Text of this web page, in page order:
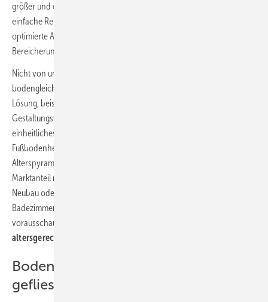
größer und offener. Kommen ergänzend ein attraktives Design, die
einfache Reinigung, eine sichere Montage und eine hydraulisch
optimierte Ablauftechnik hinzu, sind die Systemlösungen eine
Bereicherung für jedes Bad.
Nicht von ungefähr wird heute ein Großteil aller Duschen
bodengleich ausgeführt. Im privaten Bereich macht diese komfortable
Lösung, beispielsweise als
Gestaltungswünsche lassen sich damit realisieren, wie etwa ein
einheitliches Design von Fußboden und Wandfliesen oder eine
Fußbodenheizung im Duschbereich. Durch Veränderungen in der
Alterspyramide – die Menschen werden immer älter – dürfte sich der
Marktanteil noch vergrößern, denn der Komfort wird wichtiger. Ob im
Neubau oder in der Modernisierung, Bauherren können ihr
Badezimmer mit einem schwellenfreien Duschbereich
vorausschauend fit machen für ein
altersgerechtes Bad
Bodenebende Duschfläche oder
geflieste Dusche?